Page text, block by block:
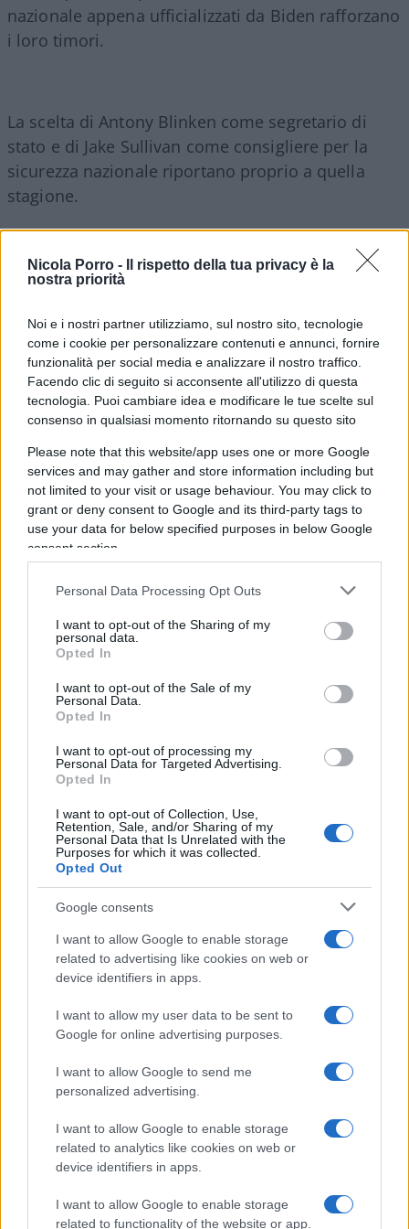
Nicola Porro -
Il rispetto della tua privacy è la
nostra priorità
Noi e i nostri partner utilizziamo, sul nostro sito, tecnologie
come i cookie per personalizzare contenuti e annunci, fornire
funzionalità per social media e analizzare il nostro traffico.
Facendo clic di seguito si acconsente all'utilizzo di questa
tecnologia. Puoi cambiare idea e modificare le tue scelte sul
consenso in qualsiasi momento ritornando su questo sito
Please note that this website/app uses one or more Google
services and may gather and store information including but
not limited to your visit or usage behaviour. You may click to
grant or deny consent to Google and its third-party tags to
use your data for below specified purposes in below Google
consent section.
Personal Data Processing Opt Outs
I want to opt-out of the Sharing of my
personal data.
Opted In
I want to opt-out of the Sale of my
Personal Data.
Opted In
I want to opt-out of processing my
Personal Data for Targeted Advertising.
Opted In
I want to opt-out of Collection, Use,
Retention, Sale, and/or Sharing of my
Personal Data that Is Unrelated with the
Purposes for which it was collected.
Opted Out
Google consents
I want to allow Google to enable storage
related to advertising like cookies on web or
device identifiers in apps.
I want to allow my user data to be sent to
Google for online advertising purposes.
I want to allow Google to send me
personalized advertising.
I want to allow Google to enable storage
related to analytics like cookies on web or
device identifiers in apps.
I want to allow Google to enable storage
related to functionality of the website or app.
nazionale appena ufficializzati da Biden rafforzano
i loro timori.
La scelta di Antony Blinken come segretario di
stato e di Jake Sullivan come consigliere per la
sicurezza nazionale riportano proprio a quella
stagione.
Sullivan è succeduto a Blinken, nel 2013, come
consigliere per la sicurezza nazionale dell’allora
dello staff dell’ex segretario di Stato Hillary
Clinton, ed è stato tra gli uomini chiave
dell’accordo sul programma nucleare iraniano.
Blinken è stato vice segretario di Stato dal 2015 al
2017, vice consigliere per la sicurezza nazionale
dal 2013 al 2015 e consigliere per la sicurezza
nazionale del vicepresidente Biden dal 2009 al
2013. Ed è uno dei principali sostenitori del
Biden non ha nascosto di essere pronto a tornare
nell’accordo, se l’Iran tornasse a rispettarlo, cosa
che Zarif si è già impegnato a fare. L’intenzione,
poi, sarebbe quella di riaprire i negoziati per
procedere ad una sorta di Jcpoa II, come ha
spiegato Sullivan, per estendere e rafforzare i
termini del Jcpoa del 2015. Ma Teheran ha già
fatto sapere di non avere alcuna intenzione di
riaprire i negoziati, tanto che l’impegno assunto
da Zarif è di tornare a rispettare l’accordo
automaticamente dopo il rientro degli Usa e
punto.
Ma in questi quattro anni molte cose sono
cambiate. L’accordo ha mostrato falle ormai
indiscutibili. Per anni, i fautori del Jcpoa hanno
negato che l’Iran stava violando e aggirando limiti
e divieti. Ma questa posizione è diventata ormai
israeliana ha ottenuto migliaia di documenti
ufficiali del regime di Teheran sul suo programma
programma fosse molto più avanzato di quanto